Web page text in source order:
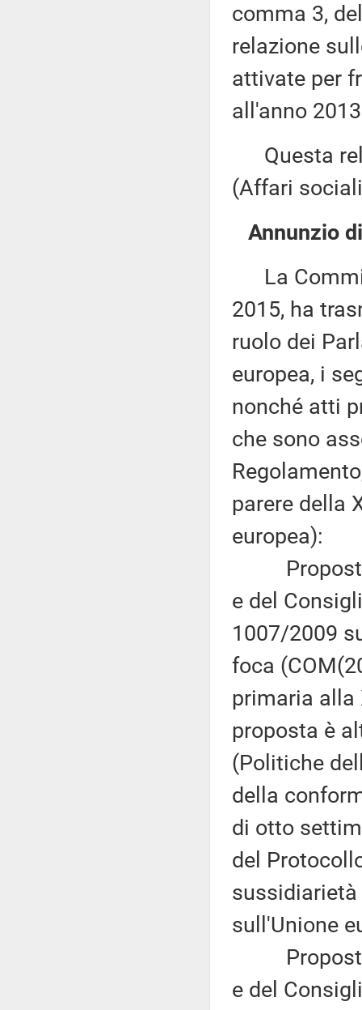
comma 3,
relazione
attivate per
all'anno
Questa
(Affari
Annunzio
La
2015, ha
ruolo dei
europea, i
nonché atti
che sono
parere della
europea):
Proposta
e del
1007/2009
foca
primaria alla
proposta è
(Politiche
della
di otto
del
sull'Unione
Proposta
e del